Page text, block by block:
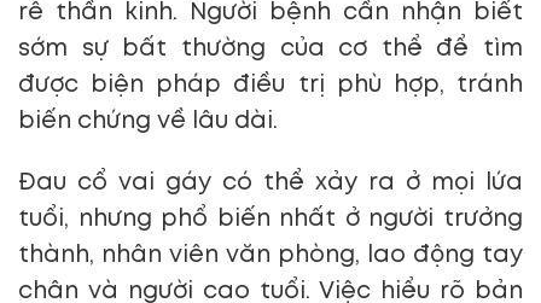
rễ thần kinh. Người bệnh cần nhận biết
sớm sự bất thường của cơ thể để tìm
được biện pháp điều trị phù hợp, tránh
biến chứng về lâu dài.
Đau cổ vai gáy có thể xảy ra ở mọi lứa
tuổi, nhưng phổ biến nhất ở người trưởng
thành, nhân viên văn phòng, lao động tay
chân và người cao tuổi. Việc hiểu rõ bản